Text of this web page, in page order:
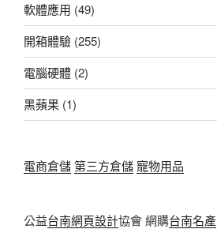
軟體應用 (49)
開箱體驗 (255)
電腦硬體 (2)
黑蘋果 (1)
電商倉儲第三方倉儲寵物用品
公益台南網頁設計協會 網購台南名產